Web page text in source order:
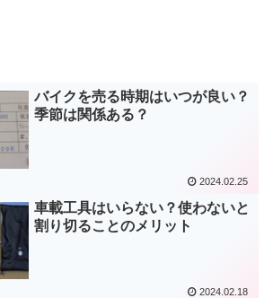
バイクを売る時期はいつが良い？
季節は関係ある？
2024.02.25
車載工具はいらない？使わないと
割り切ることのメリット
2024.02.18